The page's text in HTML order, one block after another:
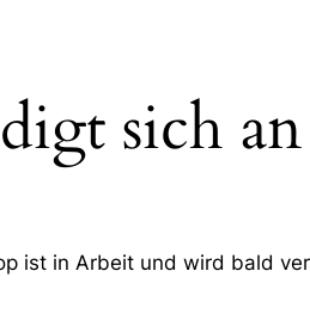
sich an
ist in Arbeit und wird bald